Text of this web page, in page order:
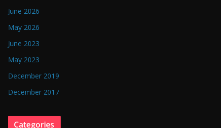
June 2026
May 2026
June 2023
May 2023
December 2019
December 2017
Categories